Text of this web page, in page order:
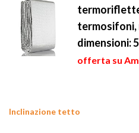
termosifoni,
dimensioni:
offerta su
Inclinazione tetto